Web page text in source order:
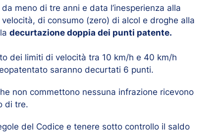
meno di tre anni e data l’inesperienza alla
di consumo (zero) di alcol e droghe alla
decurtazione doppia dei punti patente.
dei limiti di velocità tra 10 km/h e 40 km/h
saranno decurtati 6 punti.
non commettono nessuna infrazione ricevono
di tre.
del Codice e tenere sotto controllo il saldo